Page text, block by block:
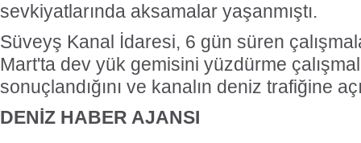
sevkiyatlarında aksamalar yaşanmıştı.
Süveyş Kanal İdaresi, 6 gün süren
Mart'ta dev yük gemisini yüzdürme
sonuçlandığını ve kanalın deniz trafiğine
DENİZ HABER AJANSI